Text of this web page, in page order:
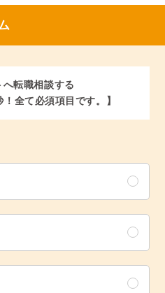
転職相談する
！全て必須項目です。】